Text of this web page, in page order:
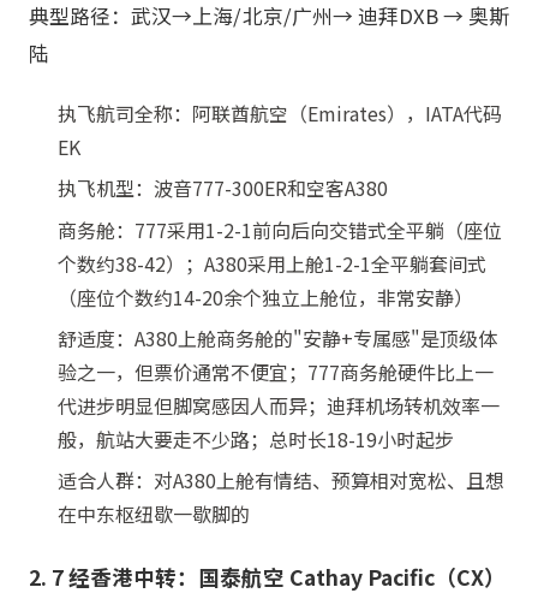
典型路径：武汉→上海/北京/广州→ 迪拜DXB → 奥斯
陆
执飞航司全称：阿联酋航空（Emirates），IATA代码
EK
执飞机型：波音777-300ER和空客A380
商务舱：777采用1-2-1前向后向交错式全平躺（座位
个数约38-42）；A380采用上舱1-2-1全平躺套间式
（座位个数约14-20余个独立上舱位，非常安静）
舒适度：A380上舱商务舱的"安静+专属感"是顶级体
验之一，但票价通常不便宜；777商务舱硬件比上一
代进步明显但脚窝感因人而异；迪拜机场转机效率一
般，航站大要走不少路；总时长18-19小时起步
适合人群：对A380上舱有情结、预算相对宽松、且想
在中东枢纽歇一歇脚的
2. 7 经香港中转：国泰航空 Cathay Pacific（CX）